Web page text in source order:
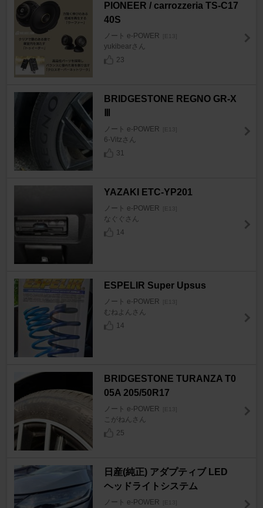
PIONEER / carrozzeria TS-C17
40S
ノート e-POWER [E13]
yukibearさん
23
BRIDGESTONE REGNO GR-X
ノート e-POWER [E13]
6-Vitzさん
31
YAZAKI ETC-YP201
ノート e-POWER [E13]
なぐぐさん
14
ESPELIR Super Upsus
ノート e-POWER [E13]
むねよんさん
14
BRIDGESTONE TURANZA T0
05A 205/50R17
ノート e-POWER [E13]
こがねんさん
25
日産(純正) アダプティブ LED
ヘッドライトシステム
ノート e-POWER [E13]